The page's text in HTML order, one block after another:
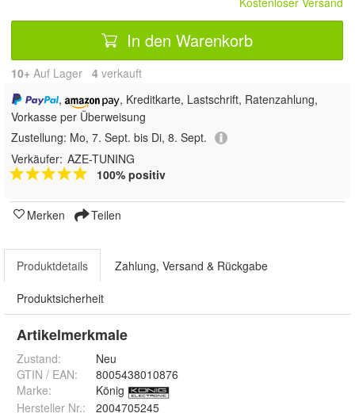
In den Warenkorb
10+ Auf Lager 4 verkauft
,
, Kreditkarte, Lastschrift, Ratenzahlung,
Vorkasse per Überweisung
Zustellung: Mo, 7. Sept. bis Di, 8. Sept.
Verkäufer: AZE-TUNING
100% positiv
Merken Teilen
Produktdetails Zahlung, Versand & Rückgabe
Produktsicherheit
Artikelmerkmale
Zustand:
Neu
GTIN / EAN:
8005438010876
Marke:
König
Hersteller Nr.:
2004705245